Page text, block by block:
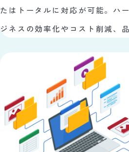
たはトータルに対応が可能。ハ
ジネスの効率化やコスト削減、